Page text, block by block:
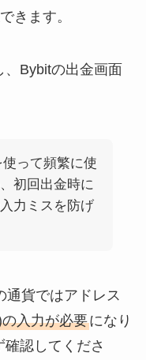
きます。
Bybitの出金画面
って頻繁に使
初回出金時に
力ミスを防げ
通貨ではアドレス
入力が必要になり
認してくださ